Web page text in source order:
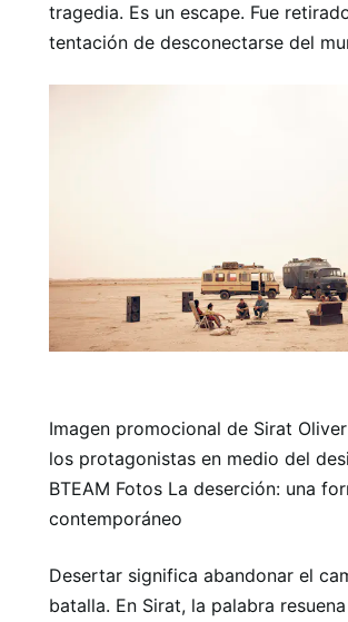
tragedia. Es un escape. Fue
tentación de desconectarse del
Imagen promocional de Sirat
los protagonistas en medio del
BTEAM Fotos La deserción: una
contemporáneo
Desertar significa abandonar el
batalla. En Sirat, la palabra resuena